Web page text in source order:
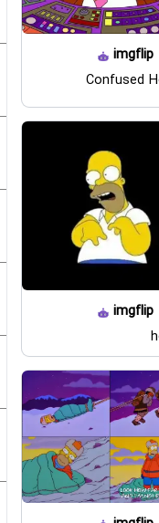
imgflip
Confused
imgflip